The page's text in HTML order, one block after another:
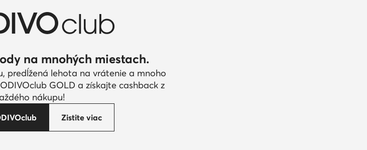
na mnohých miestach.
predĺžená lehota na vrátenie a mnoho
GOLD a získajte cashback z
nákupu!
Zistite viac